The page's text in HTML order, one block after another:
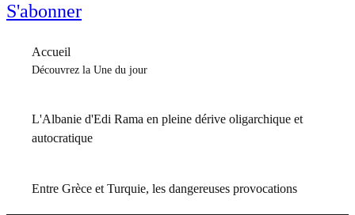
S'abonner
Accueil
Découvrez la Une du jour
L'Albanie d'Edi Rama en pleine dérive oligarchique et
autocratique
Entre Grèce et Turquie, les dangereuses provocations